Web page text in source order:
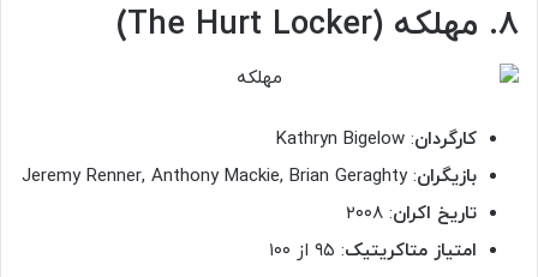
۸. مهلکه (The Hurt Locker)
کارگردان: Kathryn Bigelow
بازیگران: Jeremy Renner, Anthony Mackie, Brian Geraghty
تاریخ اکران: ۲۰۰۸
امتیاز متاکریتیک: ۹۵ از ۱۰۰